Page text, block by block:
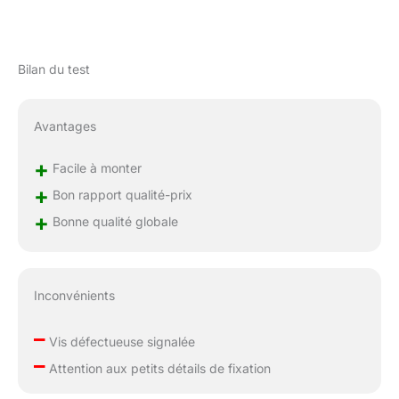
rapidement, ce qui
permet de retirer
pour la nettoyer. Les
Bilan du test
Avantages
+ Facile à monter
+ Bon rapport qualité-prix
+ Bonne qualité globale
Inconvénients
–Vis défectueuse signalée
–Attention aux petits détails de fixation